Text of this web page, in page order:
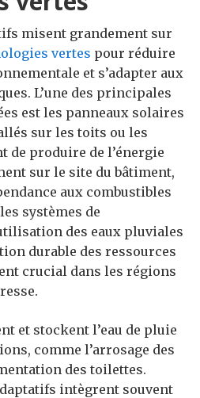
misent grandement sur
vertes pour réduire
et s’adapter aux
L’une des principales
est les panneaux solaires
sur les toits ou les
de produire de l’énergie
sur le site du bâtiment,
aux combustibles
systèmes de
des eaux pluviales
durable des ressources
crucial dans les régions
et stockent l’eau de pluie
comme l’arrosage des
des toilettes.
intègrent souvent